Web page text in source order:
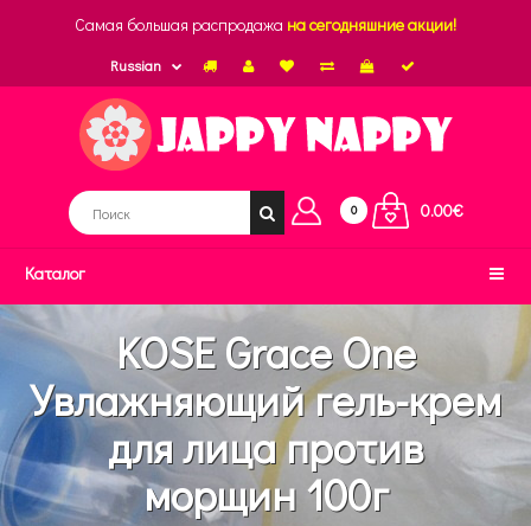
Самая большая распродажа на сегодняшние акции!
Russian
0 0.00€
Каталог
KOSE Grace One
Увлажняющий гель-крем
для лица против
морщин 100г